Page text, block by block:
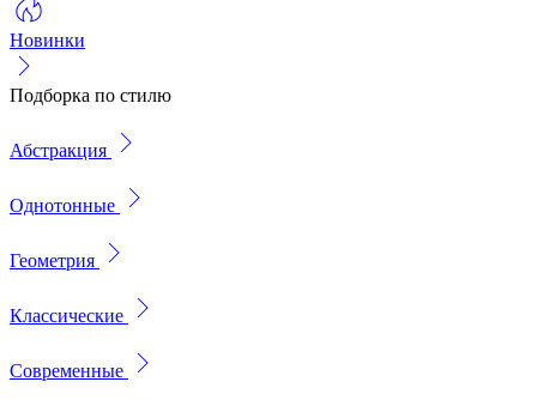
Новинки
Подборка по стилю
Абстракция
Однотонные
Геометрия
Классические
Современные